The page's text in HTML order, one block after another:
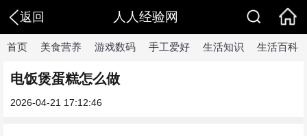
返回 人人经验网
首页 美食营养 游戏数码 手工爱好 生活知识 生活百科
电饭煲蛋糕怎么做
2026-04-21 17:12:46